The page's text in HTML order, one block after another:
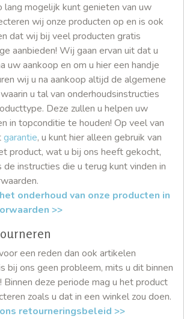
mogelijk kunt genieten van uw
wij onze producten op en is ook
dat wij bij veel producten gratis
aanbieden! Wij gaan ervan uit dat u
uw aankoop en om u hier een handje
wij u na aankoop altijd de algemene
u tal van onderhoudsinstructies
Deze zullen u helpen uw
in topconditie te houden! Op veel van
garantie, u kunt hier alleen gebruik van
product, wat u bij ons heeft gekocht,
instructies die u terug kunt vinden in
onderhoud van onze producten in
>>
een reden dan ook artikelen
bij ons geen probleem, mits u dit binnen
deze periode mag u het product
zoals u dat in een winkel zou doen.
retourneringsbeleid >>